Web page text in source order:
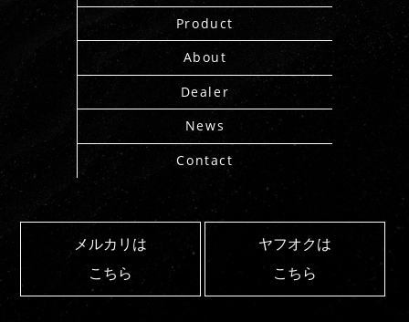
Product
About
Dealer
News
Contact
メルカリは
こちら
ヤフオクは
こちら